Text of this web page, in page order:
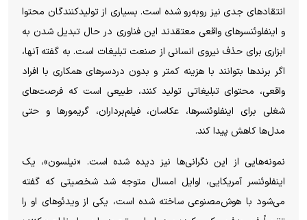
انتقاد‌های جدی نیز روبه‌رو شده است. بسیاری از تولیدکنندگان محتوا
و اینفلوئنسر‌های واقعی معتقدند این فناوری در حال تبدیل شدن به
ابزاری برای حذف نیروی انسانی از صنعت تبلیغات است. به گفته آنها،
اگر برند‌ها بتوانند با هزینه کمتر و بدون دردسر‌های همکاری با افراد
واقعی، محتوای تبلیغاتی تولید کنند، طبیعی است که فرصت‌های
شغلی برای اینفلوئنسرها، عکاسان، فیلم‌برداران، گریمور‌ها و حتی
مدل‌ها کاهش پیدا کند.
نمونه‌هایی از این نگرانی‌ها نیز دیده شده است. «نیلسون»، یک
اینفلوئنسر آمریکایی، اوایل امسال متوجه شد شخصیتی که گفته
می‌شود با هوش‌مصنوعی ساخته شده است، یکی از ویدئو‌های او را